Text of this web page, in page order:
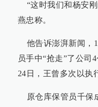
“这时我们和杨安刚
燕忠称。
他告诉澎湃新闻，
员手中“抢走”了公司
24日，王曾多次以执
原仓库保管员千保